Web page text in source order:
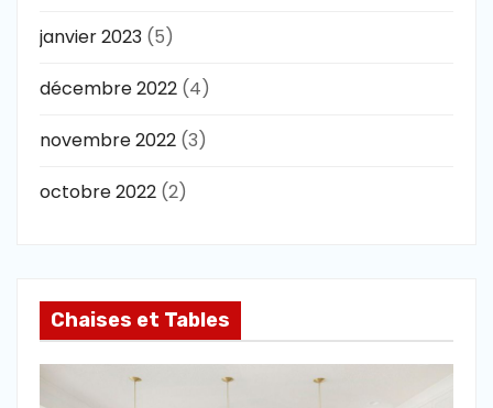
janvier 2023 (5)
décembre 2022 (4)
novembre 2022 (3)
octobre 2022 (2)
Chaises et Tables